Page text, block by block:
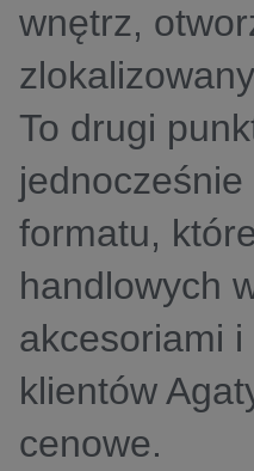
wnętrz,
To drugi
jednocześnie
formatu,
handlowych
akcesoriami
klientów
cenowe.